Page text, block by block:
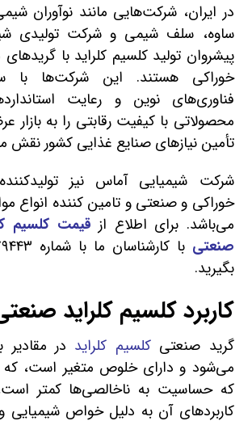
در ایران، شرکت‌هایی مانند نوآوران
ساوه، سلف شیمی و شرکت تولیدی
پیشروان تولید کلسیم کلراید با
خوراکی هستند. این شرکت‌ها با
فناوری‌های نوین و رعایت
محصولاتی با کیفیت رقابتی را به بازار
تأمین نیازهای صنایع غذایی کشور نقش
شرکت شیمیایی آماس نیز
خوراکی و صنعتی و تامین کننده انواع
می‌باشد. برای اطلاع از قیمت کلسیم
صنعتی
بگیرید.
کاربرد کلسیم کلراید
گرید صنعتیکلسیم کلراید در مقادیر
می‌شود و دارای خلوص متغیر است، که
که حساسیت به ناخالصی‌ها کمتر
کاربردهای آن به دلیل خواص